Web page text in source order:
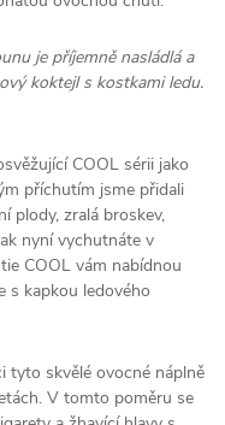
je příjemně nasládlá a
koktejl s kostkami ledu.
COOL sérii jako
příchutím jsme přidali
plody, zralá broskev,
nyní vychutnáte v
COOL vám nabídnou
s kapkou ledového
tyto skvělé ovocné náplně
V tomto poměru se